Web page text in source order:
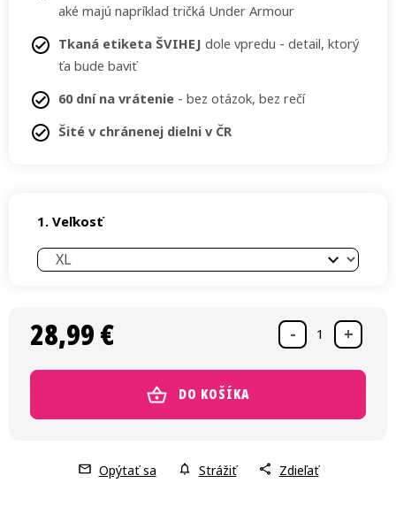
aké majú napríklad tričká Under Armour
Tkaná etiketa ŠVIHEJ dole vpredu - detail, ktorý
ťa bude baviť
60 dní na vrátenie - bez otázok, bez rečí
Šité v chránenej dielni v ČR
Veľkosť
28,99 € Jednotková cena:
DO KOŠÍKA
Opýtať sa Strážiť Zdieľať